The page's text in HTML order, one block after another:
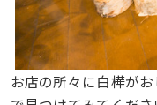
お店の所々に白樺が